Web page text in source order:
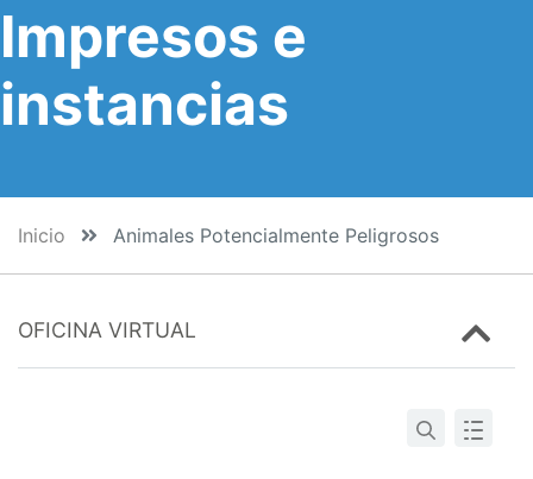
Impresos e
instancias
Inicio Animales Potencialmente Peligrosos
OFICINA VIRTUAL